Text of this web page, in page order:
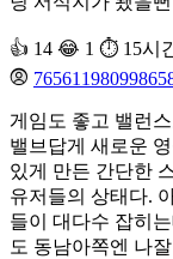
👍 14 😂 1 ⏱️ 15시
게임도 좋고 밸런
밸브답게 새로운
있게 만든 간단한
유저들의 상태다.
들이 대다수 잡히
도 동남아쪽엔 나